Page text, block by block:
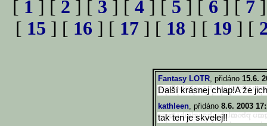
[ 1 ] [ 2 ] [ 3 ] [ 4 ] [ 5 ] [ 6 ] [ 7
[ 15 ] [ 16 ] [ 17 ] [ 18 ] [ 19 ] [
Fantasy LOTR, přidáno 15.6.
Další krásnej chlap!A že
kathleen, přidáno 8.6. 2003
tak ten je skvelej!!